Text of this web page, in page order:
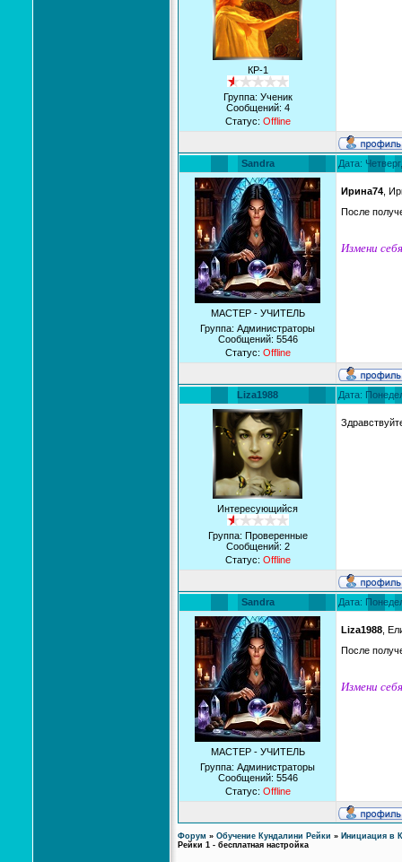
КР-1
Группа: Ученик
Сообщений: 4
Статус: Offline
Sandra Дата:
МАСТЕР - УЧИТЕЛЬ
Группа: Администраторы
Сообщений: 5546
Статус: Offline
Ирина74 ,
После
Измени
Liza1988 Дата:
Интересующийся
Группа: Проверенные
Сообщений: 2
Статус: Offline
Sandra Дата:
МАСТЕР - УЧИТЕЛЬ
Группа: Администраторы
Сообщений: 5546
Статус: Offline
Liza1988 ,
После
Измени
Форум » Обучение Кундалини Рейки » Инициация в
Рейки 1 - бесплатная настройка